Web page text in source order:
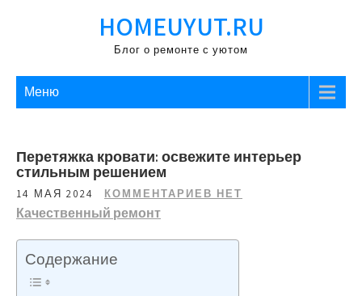
HOMEUYUT.RU
Блог о ремонте с уютом
Меню
Перетяжка кровати: освежите интерьер
стильным решением
14 МАЯ 2024 КОММЕНТАРИЕВ НЕТ
Качественный ремонт
Содержание